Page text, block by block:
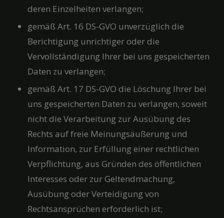
deren Einzelheiten verlangen;
gemäß Art. 16 DS-GVO unverzüglich die
Berichtigung unrichtiger oder die
Vervollständigung Ihrer bei uns gespeicherten
Daten zu verlangen;
gemäß Art. 17 DS-GVO die Löschung Ihrer bei
uns gespeicherten Daten zu verlangen, soweit
nicht die Verarbeitung zur Ausübung des
Rechts auf freie Meinungsäußerung und
Information, zur Erfüllung einer rechtlichen
Verpflichtung, aus Gründen des öffentlichen
Interesses oder zur Geltendmachung,
Ausübung oder Verteidigung von
Rechtsansprüchen erforderlich ist;